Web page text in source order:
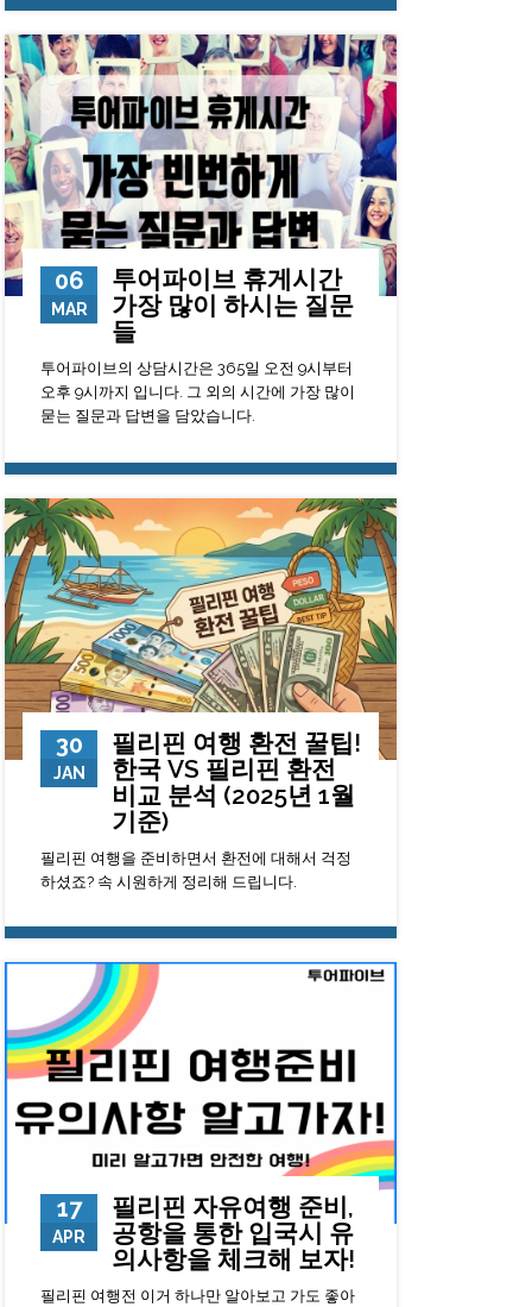
5370 0 23
06
MAR
투어파이브 휴게시간
가장 많이 하시는 질문
들
투어파이브의 상담시간은 365일 오전 9시부터
오후 9시까지 입니다. 그 외의 시간에 가장 많이
묻는 질문과 답변을 담았습니다.
127002 0 23
30
JAN
필리핀 여행 환전 꿀팁!
한국 VS 필리핀 환전
비교 분석 (2025년 1월
기준)
필리핀 여행을 준비하면서 환전에 대해서 걱정
하셨죠? 속 시원하게 정리해 드립니다.
28428 0 23
17
APR
필리핀 자유여행 준비,
공항을 통한 입국시 유
의사항을 체크해 보자!
필리핀 여행전 이거 하나만 알아보고 가도 좋아